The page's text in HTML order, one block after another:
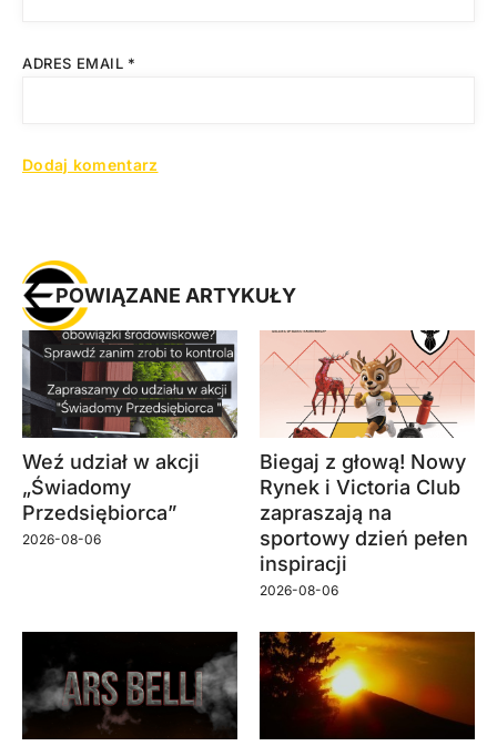
ADRES EMAIL *
POWIĄZANE ARTYKUŁY
Weź udział w akcji
„Świadomy
Przedsiębiorca”
2026-08-06
Biegaj z głową! Nowy
Rynek i Victoria Club
zapraszają na
sportowy dzień pełen
inspiracji
2026-08-06